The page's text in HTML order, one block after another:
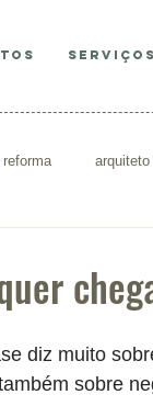
SERVIÇOS
reforma
diz muito
sobre